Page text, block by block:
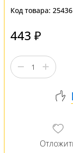
Код товара: 25436
443 ₽